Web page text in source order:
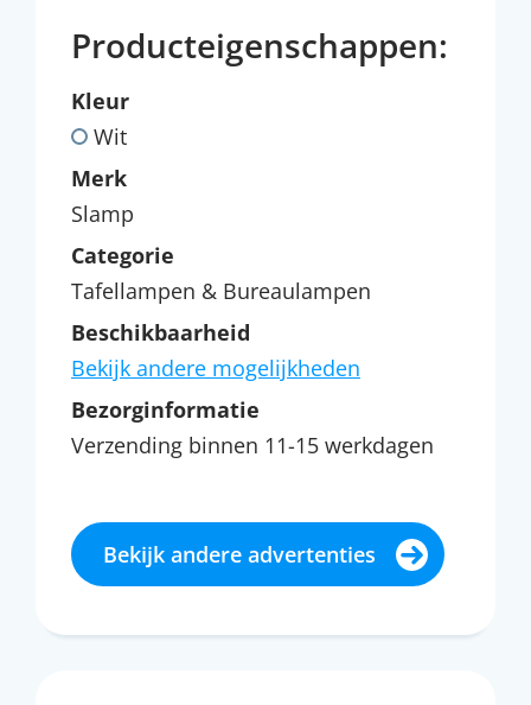
Producteigenschappen:
Kleur
Wit
Merk
Slamp
Categorie
Tafellampen & Bureaulampen
Beschikbaarheid
Bekijk andere mogelijkheden
Bezorginformatie
Verzending binnen 11-15 werkdagen
Bekijk andere advertenties